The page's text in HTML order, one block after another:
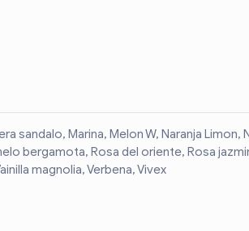
sandalo, Marina, Melon W, Naranja Limon,
bergamota, Rosa del oriente, Rosa
magnolia, Verbena, Vivex